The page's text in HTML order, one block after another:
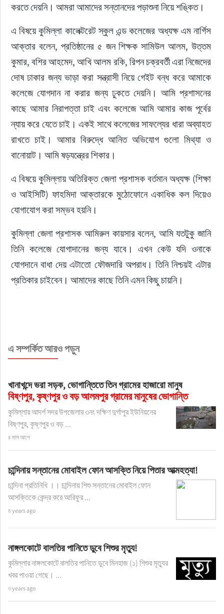
করতে দেয়নি। আমরা আমাদের সন্তানদের পড়াশুনা নিয়ে শঙ্কিত।
এ বিষয়ে কুমিল্লা কালেক্টরেট স্কুল এন্ড কলেজের অধ্যক্ষ এম নার্গিস
আক্তার বলেন, প্রতিষ্ঠানের ৫ জন শিক্ষক সামিউল আলম, উত্তম
কুমার, বশির আহমেদ, আখি আলম রকি, রিপন চক্রবর্তী এরা নিজেদের
দোষ ঢাকার জন্য ভাড়া করা সন্ত্রাসী নিয়ে গেইট বন্ধ করে আমাকে
কলেজে যোগদান না করার জন্য ঢুকতে দেয়নি। আমি প্রশাসনের
কাছে আমার নিরাপত্তা চাই এবং কলেজে আমি আমার কাজ পূর্বের
ন্যায় করে যেতে চাই। একই সাথে কলেজের সাফল্যের ধারা অব্যাহত
রাখতে চাই। আমার বিরুদ্ধে আনিত অভিযোগ গুলো মিথ্যা ও
বানোয়াট। আমি ষড়যন্ত্রের শিকার।
এ বিষয়ে কুমিল্লায় অতিরিক্ত জেলা প্রশাসক বর্তমান অধ্যক্ষ (শিক্ষা
ও আইসিটি) ফাহমিদা আক্তারকে মুঠোফোনে একাধিক কল দিয়েও
যোগাযোগ করা সম্ভব হয়নি।
কুমিল্লা জেলা প্রশাসক আমিরুল কায়সার বলেন, আমি যতটুকু জানি
তিনি কলেজে যোগাদানের জন্য যাবে। এখন কেউ যদি ওনাকে
যোগদানে বাধা দেয় এটাতো ফৌজদারি অপরাধ। তিনি নিশ্চয়ই এটার
প্রতিকার চাইবেন। আমাদের কাছে তিনি এমন কিছু চায়নি।
এ সম্পর্কিত আরও পড়ুন
খানাখন্দে ভরা সড়ক, ভোগান্তিতে তিন গ্রামের হাজারো মানুষ
বিষ্ণপুর, কৃষ্ণপুর ও বড় আলমপুর গ্রামের মানুষের ভোগান্তি
কুমিল্লার আদর্শ সদর উপজেলার ৩নং দক্ষিণ দুর্গাপুর ইউনিয়নের
বিষ্ণপুর, কৃষ্ণপুর ও বড় ...
৪ মাস আগে
চান্দিনায় সন্তানের মোবাইল ফোন আসক্তি নিয়ে পিতার আত্মহত্যা!
চান্দিনা প্রতিনিধি ।। চান্দিনায় শিশু সন্তানের মোবাইল ফোন
আসক্তিকে কেন্দ্র করে আরিফুর ...
৪ years ago
নাঙ্গলকোটে বালতির পানিতে ডুবে শিশুর মৃত্যু!
কুমিল্লার নাঙ্গলকোটে বালতির পানিতে ডুবে মিনহাজ (১) শিশুর মৃত্যুর
খবর পাওয়া গেছে। ...
৩ years ago